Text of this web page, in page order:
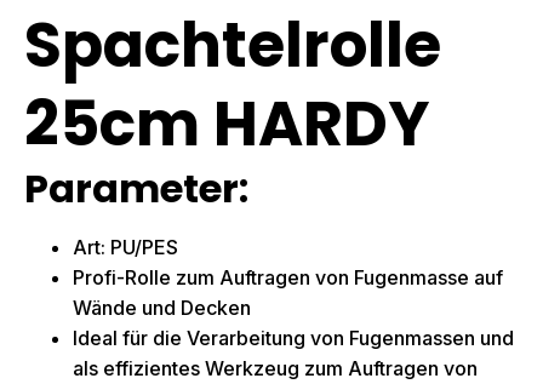
Spachtelrolle
25cm HARDY
Parameter:
Art: PU/PES
Profi-Rolle zum Auftragen von Fugenmasse auf
Wände und Decken
Ideal für die Verarbeitung von Fugenmassen und
als effizientes Werkzeug zum Auftragen von